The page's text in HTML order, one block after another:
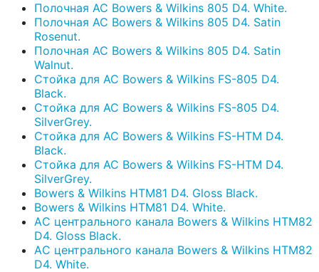
Полочная АС Bowers & Wilkins 805 D4. White.
Полочная АС Bowers & Wilkins 805 D4. Satin
Rosenut.
Полочная АС Bowers & Wilkins 805 D4. Satin
Walnut.
Cтойка для АС Bowers & Wilkins FS-805 D4.
Black.
Cтойка для АС Bowers & Wilkins FS-805 D4.
SilverGrey.
Cтойка для АС Bowers & Wilkins FS-HTM D4.
Black.
Cтойка для АС Bowers & Wilkins FS-HTM D4.
SilverGrey.
Bowers & Wilkins HTM81 D4. Gloss Black.
Bowers & Wilkins HTM81 D4. White.
AС центрального канала Bowers & Wilkins HTM82
D4. Gloss Black.
AС центрального канала Bowers & Wilkins HTM82
D4. White.